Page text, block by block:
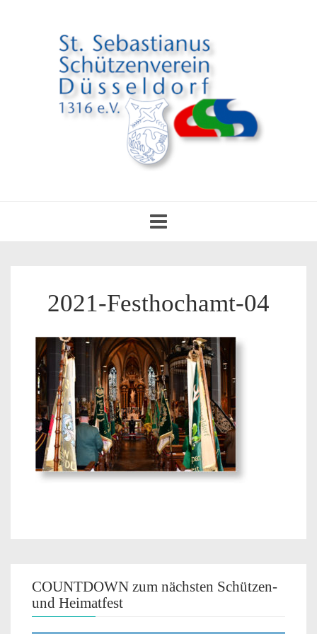
navigation
2021-Festhochamt-04
COUNTDOWN zum nächsten Schützen-
und Heimatfest